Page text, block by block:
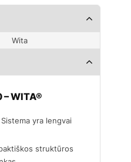
Wita
WITA®
yra lengvai
struktūros